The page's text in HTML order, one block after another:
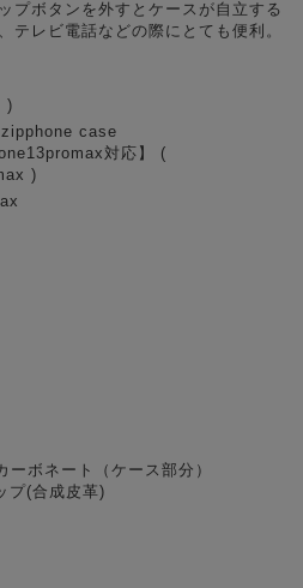
プボタンを外すとケースが自立する
テレビ電話などの際にとても便利。
)
case
対応】 (
)
ーボネート（ケース部分）
プ(合成皮革)